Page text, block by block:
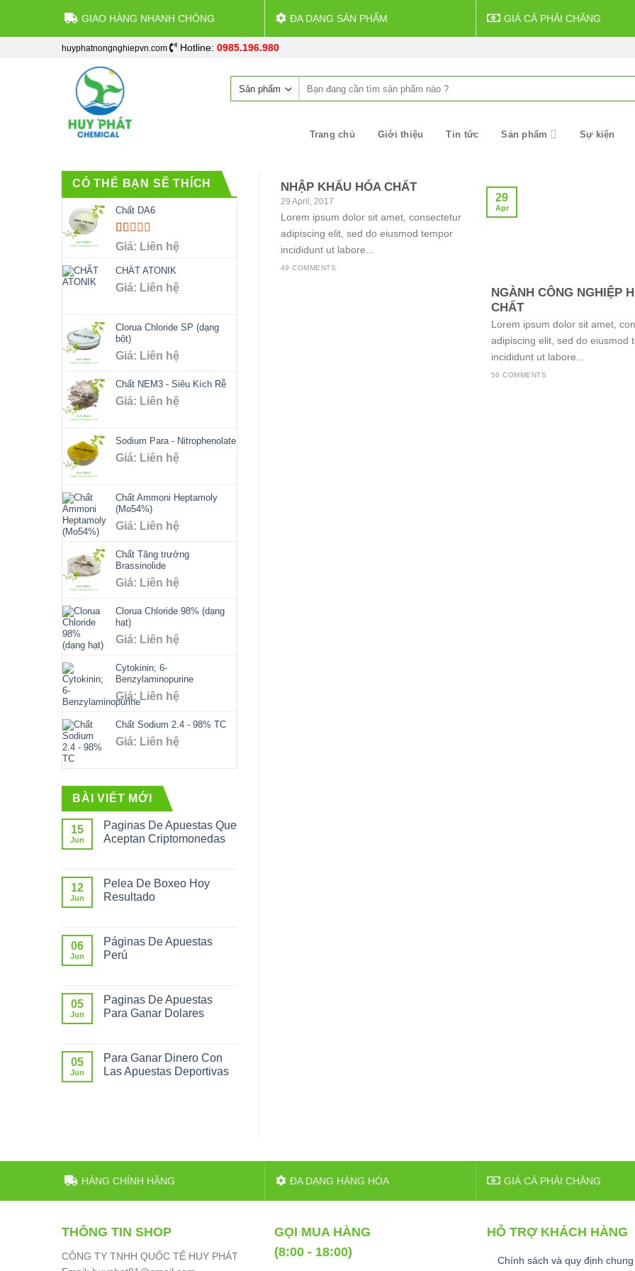
GIAO HÀNG NHANH CHÓNG ĐA DẠNG SẢN PHẨM GIÁ CẢ PHẢI CHĂNG
huyphatnongnghiepvn.com Hotline: 0985.196.980
Trang chủ Giới thiệu Tin tức Sản phẩm Sự kiện
CÓ THỂ BẠN SẼ THÍCH
Chất DA6
Rated
out
5
Giá: Liên hệ
CHẤT ATONIK
Giá: Liên hệ
Clorua Chloride SP (dạng
bột)
Giá: Liên hệ
Chất NEM3 - Siêu Kích Rễ
Giá: Liên hệ
Sodium Para - Nitrophenolate
Giá: Liên hệ
Chất Ammoni Heptamoly
(Mo54%)
Giá: Liên hệ
Chất Tăng trưởng
Brassinolide
Giá: Liên hệ
Clorua Chloride 98% (dạng
hạt)
Giá: Liên hệ
Cytokinin; 6-
Benzylaminopurine
Giá: Liên hệ
Chất Sodium 2.4 - 98% TC
Giá: Liên hệ
BÀI VIẾT MỚI
15
Jun
Paginas De Apuestas Que
Aceptan Criptomonedas
12
Jun
Pelea De Boxeo Hoy
Resultado
06
Jun
Páginas De Apuestas
Perú
05
Jun
Paginas De Apuestas
Para Ganar Dolares
05
Jun
Para Ganar Dinero Con
Las Apuestas Deportivas
NHẬP KHẨU HÓA CHẤT
29 April, 2017
Lorem ipsum dolor sit amet, consectetur
adipiscing elit, sed do eiusmod tempor
incididunt ut labore...
49 COMMENTS
NGÀNH CÔNG NGHIỆP
CHẤT
Lorem ipsum dolor sit amet,
adipiscing elit, sed do eiusmod
incididunt ut labore...
56 COMMENTS
29
Apr
HÀNG CHÍNH HÃNG ĐA DẠNG HÀNG HÓA GIÁ CẢ PHẢI CHĂNG
THÔNG TIN SHOP
CÔNG TY TNHH QUỐC TẾ HUY PHÁT
GỌI MUA HÀNG
(8:00 - 18:00)
HỖ TRỢ KHÁCH HÀNG
Chính sách và quy định chung